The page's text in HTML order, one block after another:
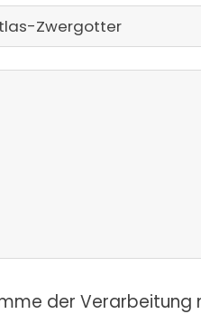
der Verarbeitung